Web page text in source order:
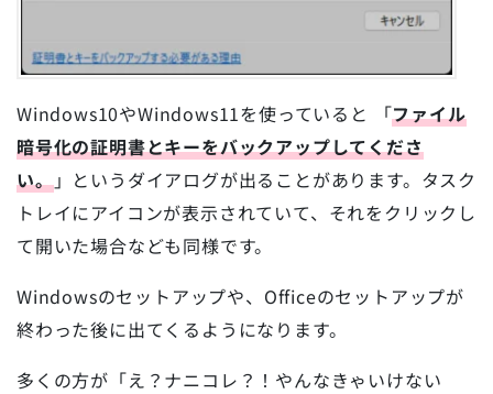
Windows10やWindows11を使っていると 「ファイル
暗号化の証明書とキーをバックアップしてくださ
い。」というダイアログが出ることがあります。タスク
トレイにアイコンが表示されていて、それをクリックし
て開いた場合なども同様です。
Windowsのセットアップや、Officeのセットアップが
終わった後に出てくるようになります。
多くの方が「え？ナニコレ？！やんなきゃいけない